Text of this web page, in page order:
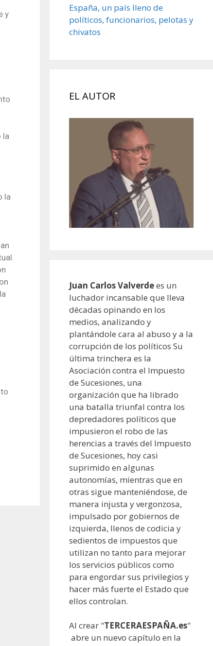
y
la
la
España, un país lleno de
políticos, funcionarios, pelotas y
chivatos
EL AUTOR
Juan Carlos Valverdees un
luchador incansable que lleva
décadas opinando en los
medios, analizando y
plantándole cara al abuso y a la
corrupción de los políticos Su
última trinchera es la
Asociación contra el Impuesto
de Sucesiones, una
organización que ha librado
una batalla triunfal contra los
depredadores políticos que
impusieron el robo de las
herencias a través del Impuesto
de Sucesiones, hoy casi
suprimido en algunas
autonomías, mientras que en
otras sigue manteniéndose, de
manera injusta y vergonzosa,
impulsado por gobiernos de
izquierda, llenos de codicia y
sedientos de impuestos que
utilizan no tanto para mejorar
los servicios públicos como
para engordar sus privilegios y
hacer más fuerte el Estado que
ellos controlan.
Al crear "TERCERAESPAÑA.es"
abre un nuevo capítulo en la